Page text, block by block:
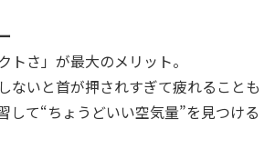
トさ」が最大のメリット。
ないと首が押されすぎて疲れることも
して“ちょうどいい空気量”を見つける